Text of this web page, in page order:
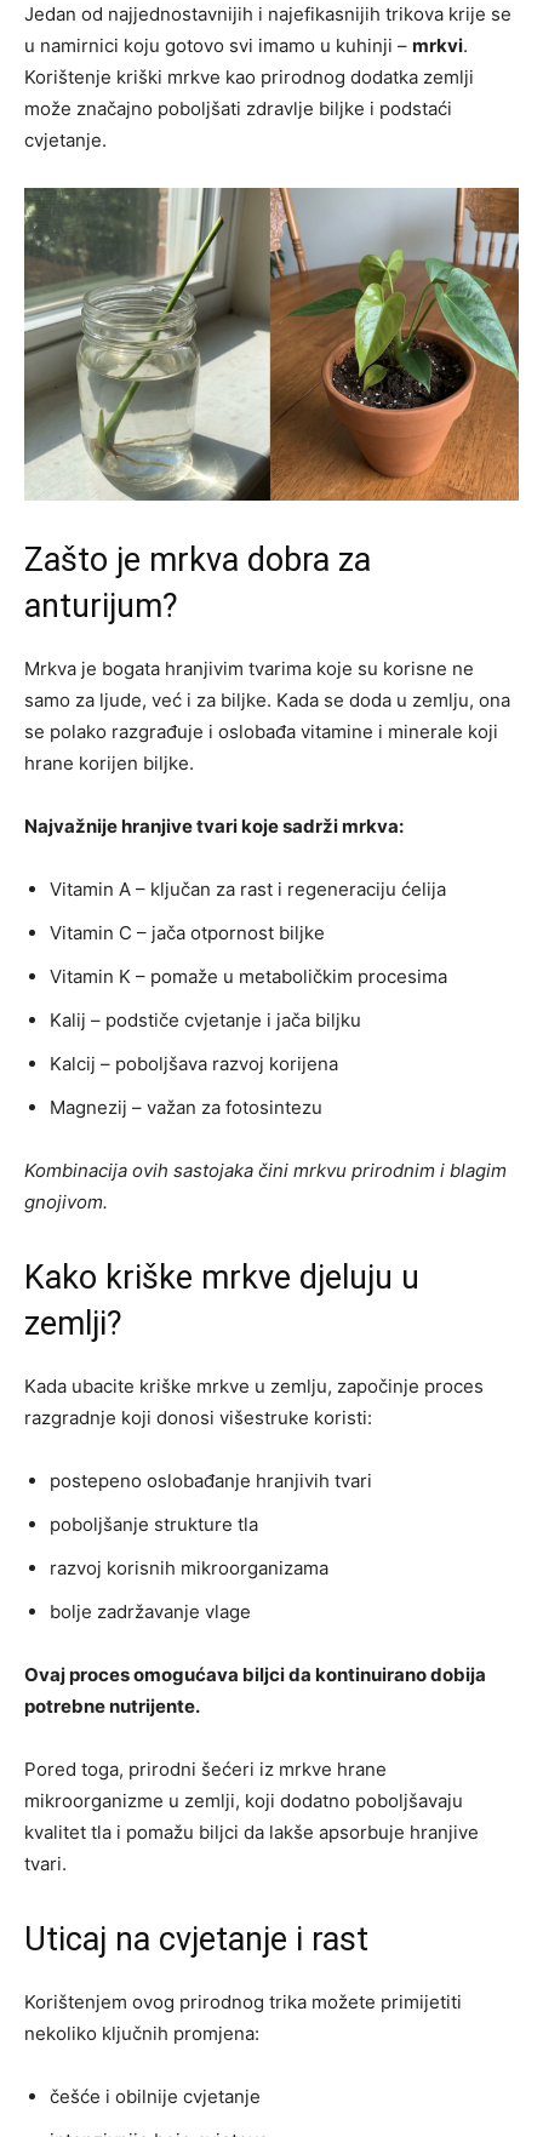
Jedan od najjednostavnijih i najefikasnijih trikova krije se
u namirnici koju gotovo svi imamo u kuhinji – mrkvi.
Korištenje kriški mrkve kao prirodnog dodatka zemlji
može značajno poboljšati zdravlje biljke i podstaći
cvjetanje.
Zašto je mrkva dobra za
anturijum?
Mrkva je bogata hranjivim tvarima koje su korisne ne
samo za ljude, već i za biljke. Kada se doda u zemlju, ona
se polako razgrađuje i oslobađa vitamine i minerale koji
hrane korijen biljke.
Najvažnije hranjive tvari koje sadrži mrkva:
Vitamin A – ključan za rast i regeneraciju ćelija
Vitamin C – jača otpornost biljke
Vitamin K – pomaže u metaboličkim procesima
Kalij – podstiče cvjetanje i jača biljku
Kalcij – poboljšava razvoj korijena
Magnezij – važan za fotosintezu
Kombinacija ovih sastojaka čini mrkvu prirodnim i blagim
gnojivom.
Kako kriške mrkve djeluju u
zemlji?
Kada ubacite kriške mrkve u zemlju, započinje proces
razgradnje koji donosi višestruke koristi:
postepeno oslobađanje hranjivih tvari
poboljšanje strukture tla
razvoj korisnih mikroorganizama
bolje zadržavanje vlage
Ovaj proces omogućava biljci da kontinuirano dobija
potrebne nutrijente.
Pored toga, prirodni šećeri iz mrkve hrane
mikroorganizme u zemlji, koji dodatno poboljšavaju
kvalitet tla i pomažu biljci da lakše apsorbuje hranjive
tvari.
Uticaj na cvjetanje i rast
Korištenjem ovog prirodnog trika možete primijetiti
nekoliko ključnih promjena:
češće i obilnije cvjetanje